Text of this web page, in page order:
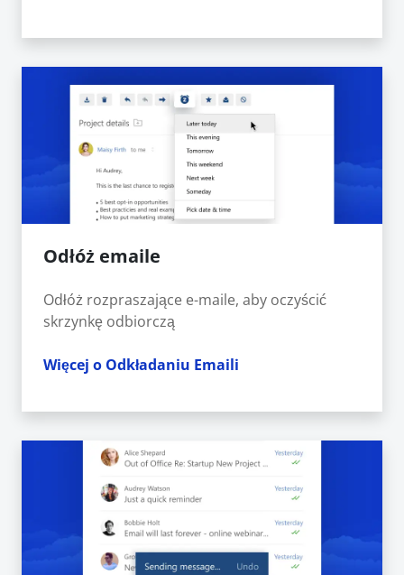
Odłóż emaile
Odłóż rozpraszające e-maile, aby oczyścić
skrzynkę odbiorczą
Więcej o Odkładaniu Emaili